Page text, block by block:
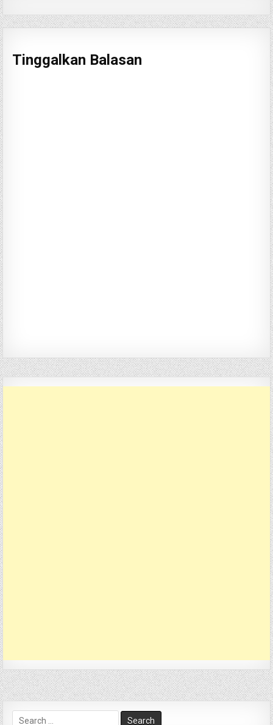
Tinggalkan Balasan
Search